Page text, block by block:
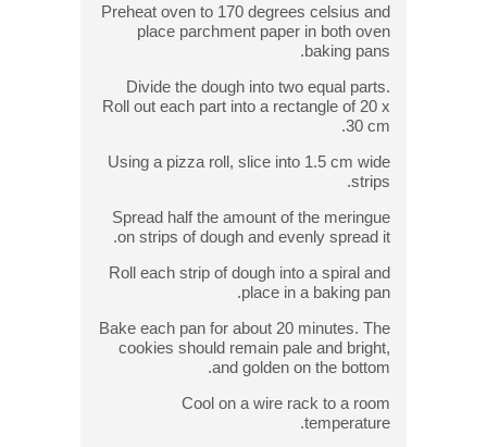
Preheat oven to 170 degrees celsius and
place parchment paper in both oven
baking pans.
Divide the dough into two equal parts.
Roll out each part into a rectangle of 20 x
30 cm.
Using a pizza roll, slice into 1.5 cm wide
strips.
Spread half the amount of the meringue
on strips of dough and evenly spread it.
Roll each strip of dough into a spiral and
place in a baking pan.
Bake each pan for about 20 minutes. The
cookies should remain pale and bright,
and golden on the bottom.
Cool on a wire rack to a room
temperature.